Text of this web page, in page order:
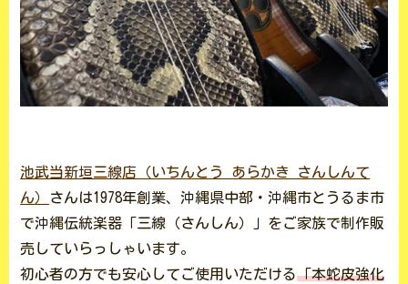
池武当新垣三線店（いちんとう あらかき さんしんて
ん）
さんは1978年創業、沖縄県中部・沖縄市とうるま市
で沖縄伝統楽器「三線（さんしん）」をご家族で制作販
売していらっしゃいます。
初心者の方でも安心してご使用いただける「本蛇皮強化